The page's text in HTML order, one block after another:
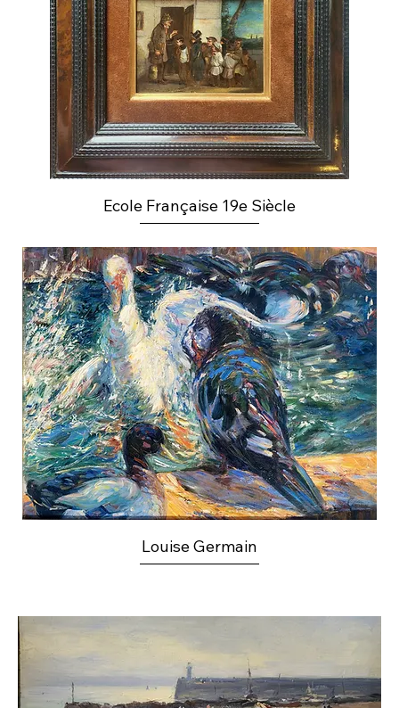
Ecole Française 19e Siècle
Louise Germain